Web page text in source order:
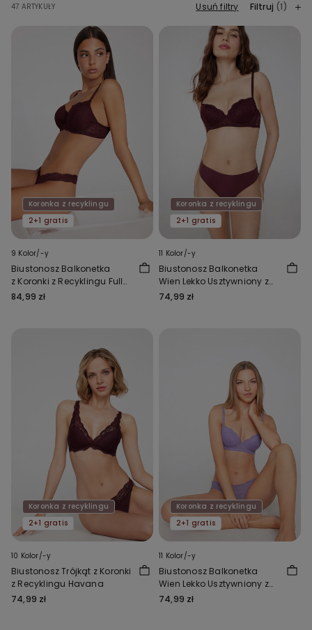
47 ARTYKUŁY Usuń filtry Filtruj (1)
Koronka z recyklingu
2+1 gratis
9 Kolor/-y
Biustonosz Balkonetka
z Koronki z Recyklingu Full
Coverage Prague
84,99 zł
Koronka z recyklingu
2+1 gratis
11 Kolor/-y
Biustonosz Balkonetka
Wien Lekko Usztywniony z
Koronki z Recyklingu
74,99 zł
Koronka z recyklingu
2+1 gratis
10 Kolor/-y
Biustonosz Trójkąt z Koronki
z Recyklingu Havana
74,99 zł
Koronka z recyklingu
2+1 gratis
11 Kolor/-y
Biustonosz Balkonetka
Wien Lekko Usztywniony z
Koronki z Recyklingu
74,99 zł